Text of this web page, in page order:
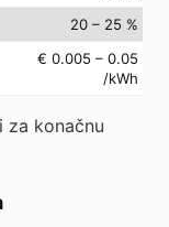
20 – 25 %
€ 0.005 – 0.05
/kWh
za konačnu